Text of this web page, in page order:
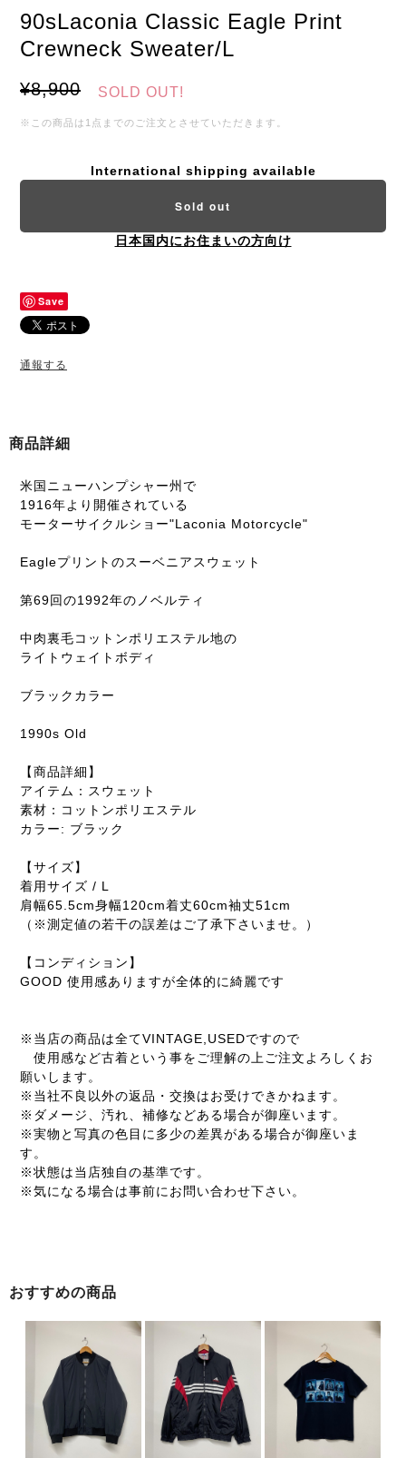
90sLaconia Classic Eagle Print
Crewneck Sweater/L
¥8,900 SOLD OUT!
※この商品は1点までのご注文とさせていただきます。
International shipping available
Sold out
日本国内にお住まいの方向け
Save
通報する
商品詳細
米国ニューハンプシャー州で
1916年より開催されている
モーターサイクルショー"Laconia Motorcycle"
Eagleプリントのスーベニアスウェット
第69回の1992年のノベルティ
中肉裏毛コットンポリエステル地の
ライトウェイトボディ
ブラックカラー
1990s Old
【商品詳細】
アイテム：スウェット
素材：コットンポリエステル
カラー: ブラック
【サイズ】
着用サイズ / L
肩幅65.5cm身幅120cm着丈60cm袖丈51cm
（※測定値の若干の誤差はご了承下さいませ。）
【コンディション】
GOOD 使用感ありますが全体的に綺麗です
※当店の商品は全てVINTAGE,USEDですので
使用感など古着という事をご理解の上ご注文よろしくお
願いします。
※当社不良以外の返品・交換はお受けできかねます。
※ダメージ、汚れ、補修などある場合が御座います。
※実物と写真の色目に多少の差異がある場合が御座いま
す。
※状態は当店独自の基準です。
※気になる場合は事前にお問い合わせ下さい。
おすすめの商品